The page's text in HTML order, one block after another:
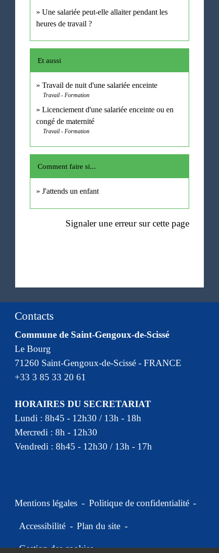
Une salariée peut-elle allaiter pendant les
heures de travail ?
Et aussi
Travail de nuit d'une salariée enceinte
Travail - Formation
Licenciement d'une salariée enceinte ou en
congé de maternité
Travail - Formation
Comment faire si...
J'attends un enfant
Signaler une erreur sur cette page
Contacts
Commune de Saint-Gengoux-de-Scissé
Le Bourg
71260 Saint-Gengoux-de-Scissé - FRANCE
+33 3 85 33 20 61
HORAIRES DU SECRETARIAT
Lundi : 8h45 - 12h30 / 13h - 18h
Mercredi : 8h - 12h30
Vendredi : 8h45 - 12h30 / 13h - 17h
Mentions légales - Politique de confidentialité -
Accessibilité - Plan du site -
Gestion des cookies